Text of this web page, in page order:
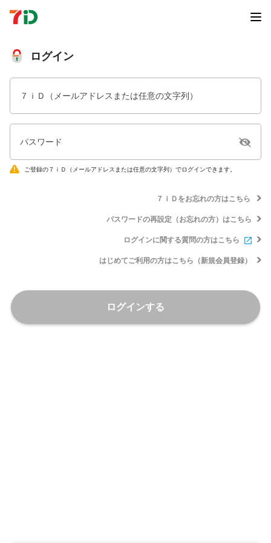
ログイン
７ｉＤ（メールアドレスまたは任意の文字列）
パスワード
ご登録の７ｉＤ（メールアドレスまたは任意の文字列）でログインできます。
７ｉＤをお忘れの方はこちら
パスワードの再設定（お忘れの方）はこちら
ログインに関する質問の方はこちら
はじめてご利用の方はこちら（新規会員登録）
ログインする